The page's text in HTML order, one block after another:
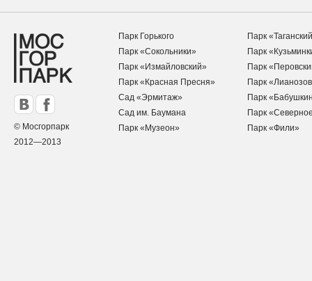
© Мосгорпарк
2012—2013
Парк Горького
Парк «Сокольники»
Парк «Измайловский»
Парк «Красная Пресня»
Сад «Эрмитаж»
Сад им. Баумана
Парк «Музеон»
Парк
Парк
Парк
Парк
Парк
Парк
Парк «Фили»